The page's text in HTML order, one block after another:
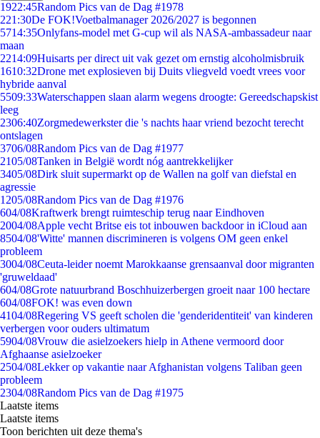
1922:45Random Pics van de Dag #1978
221:30De FOK!Voetbalmanager 2026/2027 is begonnen
5714:35Onlyfans-model met G-cup wil als NASA-ambassadeur naar
maan
2214:09Huisarts per direct uit vak gezet om ernstig alcoholmisbruik
1610:32Drone met explosieven bij Duits vliegveld voedt vrees voor
hybride aanval
5509:33Waterschappen slaan alarm wegens droogte: Gereedschapskist
leeg
2306:40Zorgmedewerkster die 's nachts haar vriend bezocht terecht
ontslagen
3706/08Random Pics van de Dag #1977
2105/08Tanken in België wordt nóg aantrekkelijker
3405/08Dirk sluit supermarkt op de Wallen na golf van diefstal en
agressie
1205/08Random Pics van de Dag #1976
604/08Kraftwerk brengt ruimteschip terug naar Eindhoven
2004/08Apple vecht Britse eis tot inbouwen backdoor in iCloud aan
8504/08'Witte' mannen discrimineren is volgens OM geen enkel
probleem
3004/08Ceuta-leider noemt Marokkaanse grensaanval door migranten
'gruweldaad'
604/08Grote natuurbrand Boschhuizerbergen groeit naar 100 hectare
604/08FOK! was even down
4104/08Regering VS geeft scholen die 'genderidentiteit' van kinderen
verbergen voor ouders ultimatum
5904/08Vrouw die asielzoekers hielp in Athene vermoord door
Afghaanse asielzoeker
2504/08Lekker op vakantie naar Afghanistan volgens Taliban geen
probleem
2304/08Random Pics van de Dag #1975
Laatste items
Laatste items
Toon berichten uit deze thema's